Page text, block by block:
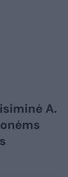
A.